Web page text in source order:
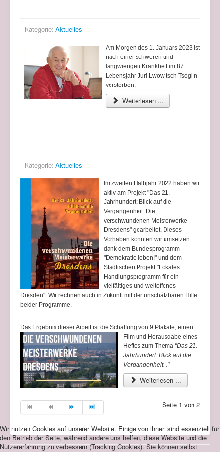
Kategorie: Aktuelles
Am Morgen des 1. Januars 2023 ist
nach einer schweren und
langwierigen Krankheit im 87.
Lebensjahr Juri Lwowitsch Tsoglin
verstorben.
Weiterlesen ...
Kategorie: Aktuelles
Im zweiten Halbjahr 2022 haben wir
aktiv am Projekt "Das 21.
Jahrhundert: Blick auf die
Vergangenheit. Die
verschwundenen Meisterwerke
Dresdens" gearbeitet. Dieses
Vorhaben konnten wir umsetzen
dank dem Bundesprogramm
"Demokratie leben!" und dem
Städtischen Projekt "Lokales
Handlungsprogramm für ein
vielfältiges und weltoffenes
Dresden". Wir rechnen auch in Zukunft mit der unschätzbaren Hilfe
beider Programme.
Das Ergebnis dieser Arbeit ist die Schaffung von 9 Plakate, einen
Film und Herausgabe eines
Heftes zum Thema "Das 21.
Jahrhundert: Blick auf die
Vergangenheit..."
Weiterlesen ...
Seite 1 von 2
Wir nutzen Cookies auf unserer Website. Einige von ihnen sind essenziell für
den Betrieb der Seite, während andere uns helfen, diese Website und die
Nutzererfahrung zu verbessern (Tracking Cookies). Sie können selbst